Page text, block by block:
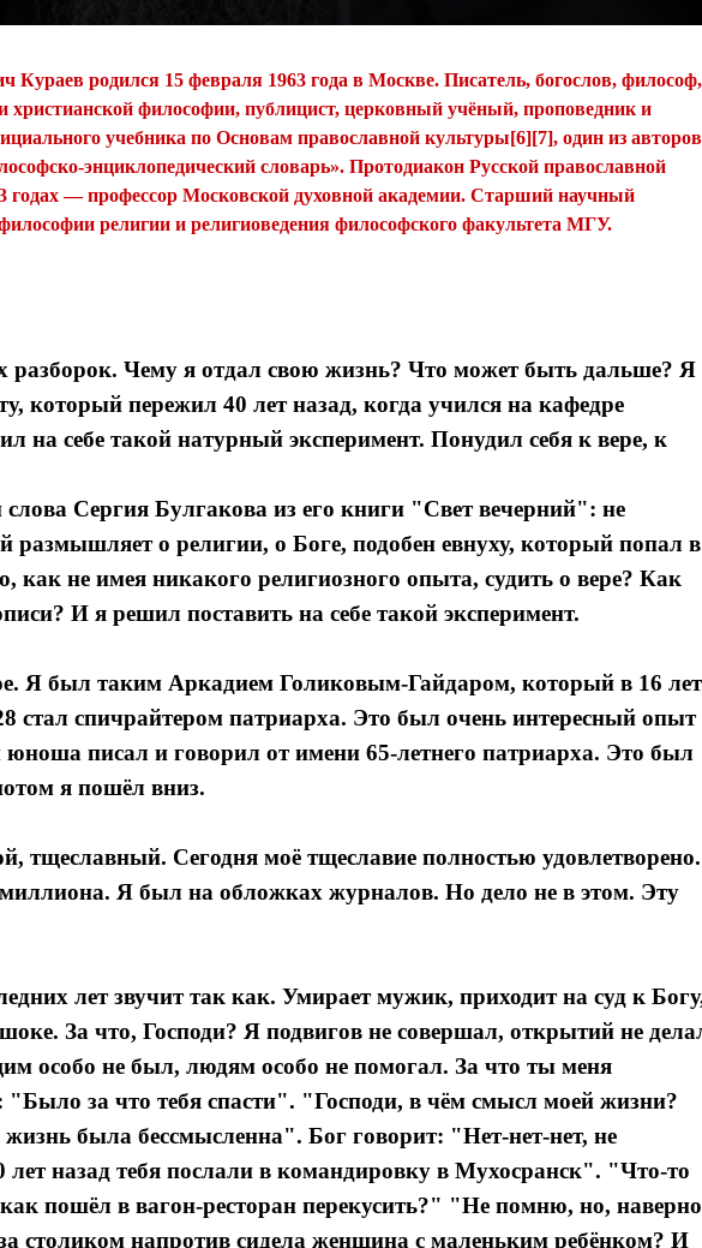
Кураев родился 15 февраля 1963 года в Москве. Писатель, богослов, философ,
христианской философии, публицист, церковный учёный, проповедник и
учебника по Основам православной культуры[6][7], один из авторов
энциклопедический словарь». Протодиакон Русской православной
годах — профессор Московской духовной академии. Старший научный
религии и религиоведения философского факультета МГУ.
разборок. Чему я отдал свою жизнь? Что может быть дальше? Я
который пережил 40 лет назад, когда учился на кафедре
на себе такой натурный эксперимент. Понудил себя к вере, к
слова Сергия Булгакова из его книги "Свет вечерний": не
о религии, о Боге, подобен евнуху, который попал в
как не имея никакого религиозного опыта, судить о вере? Как
И я решил поставить на себе такой эксперимент.
Я был таким Аркадием Голиковым-Гайдаром, который в 16 лет
стал спичрайтером патриарха. Это был очень интересный опыт
писал и говорил от имени 65-летнего патриарха. Это был
я пошёл вниз.
тщеславный. Сегодня моё тщеславие полностью удовлетворено.
Я был на обложках журналов. Но дело не в этом. Эту
лет звучит так как. Умирает мужик, приходит на суд к
За что, Господи? Я подвигов не совершал, открытий не
особо не был, людям особо не помогал. За что ты меня
"Было за что тебя спасти". "Господи, в чём смысл моей жизни?
была бессмысленна". Бог говорит: "Нет-нет-нет, не
назад тебя послали в командировку в Мухосранск". "Что-то
пошёл в вагон-ресторан перекусить?" "Не помню, но,
напротив сидела женщина с маленьким ребёнком? И